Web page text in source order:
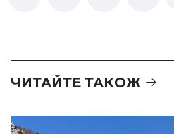
ЧИТАЙТЕ ТАКОЖ